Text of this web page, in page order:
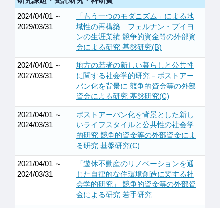
2024/04/01 ～
2029/03/31
「もう一つのモダニズム」による地
域性の再構築 フェルナン・プイヨ
ンの生涯業績 競争的資金等の外部資
金による研究 基盤研究(B)
2024/04/01 ～
2027/03/31
地方の若者の新しい暮らしと公共性
に関する社会学的研究－ポストアー
バン化を背景に 競争的資金等の外部
資金による研究 基盤研究(C)
2021/04/01 ～
2024/03/31
ポストアーバン化を背景とした新し
いライフスタイルと公共性の社会学
的研究 競争的資金等の外部資金によ
る研究 基盤研究(C)
2021/04/01 ～
2024/03/31
「遊休不動産のリノベーションを通
じた自律的な住環境創造に関する社
会学的研究」 競争的資金等の外部資
金による研究 若手研究